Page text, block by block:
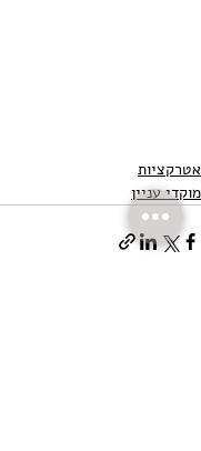
אטרקציות
מוקדי עניין